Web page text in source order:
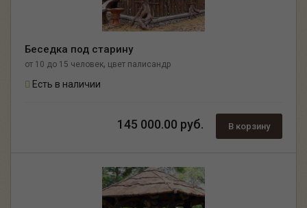
Беседка под старину
от 10 до 15 человек, цвет палисандр
Есть в наличии
145 000.00 руб. В корзину